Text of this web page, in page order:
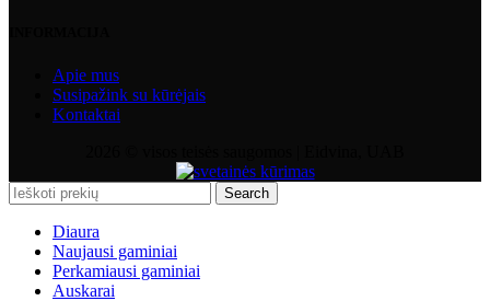
Apie mus
Susipažink su kūrėjais
Kontaktai
Search
Diaura
Naujausi gaminiai
Perkamiausi gaminiai
Auskarai